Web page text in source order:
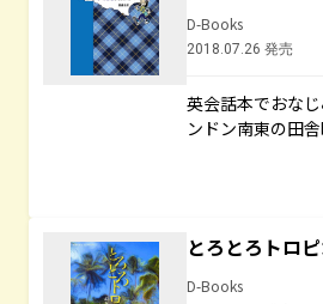
D-Books
2018.07.26 発売
英会話本でおな
ンドン南東の田
とろとろトロ
D-Books